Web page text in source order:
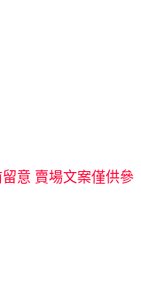
意 賣場文案僅供參